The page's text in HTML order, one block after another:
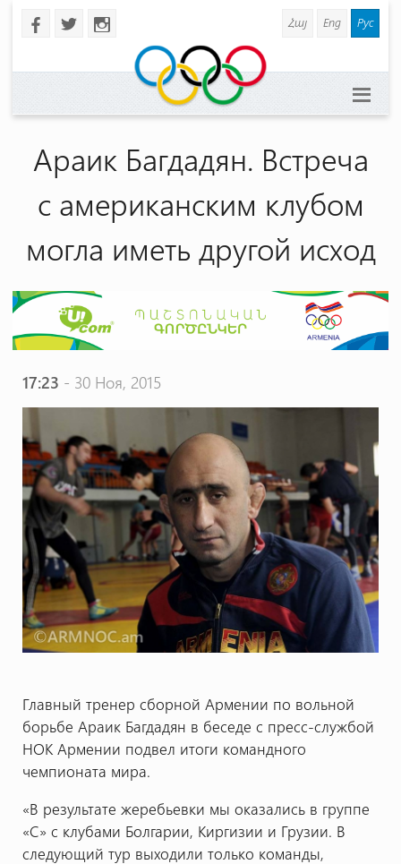
b a x Հայ Eng Рус
Араик Багдадян. Встреча
с американским клубом
могла иметь другой исход
17:23 - 30 Ноя, 2015
Главный тренер сборной Армении по вольной
борьбе Араик Багдадян в беседе с пресс-службой
НОК Армении подвел итоги командного
чемпионата мира.
«В результате жеребьевки мы оказались в группе
«C» с клубами Болгарии, Киргизии и Грузии. В
следующий тур выходили только команды,